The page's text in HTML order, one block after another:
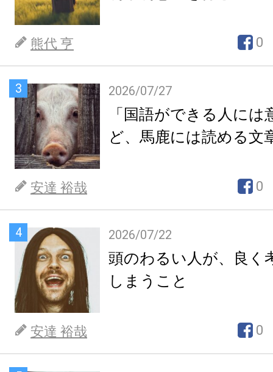
熊代 亨 0
3 2026/07/27
「国語ができる人には
ど、馬鹿には読める文
安達 裕哉 0
4 2026/07/22
頭のわるい人が、良く
しまうこと
安達 裕哉 0